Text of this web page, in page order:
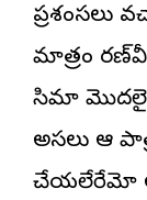
ప్రశంసలు
మాత్రం
సినిమా
అసలు ఆ
చేయలేరేమో